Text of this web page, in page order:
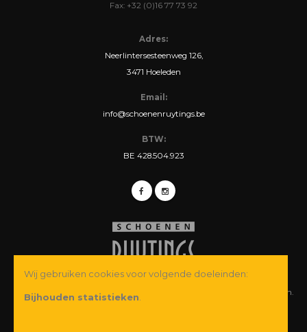
Fax: +32 (0)16 77 73 92
Adres:
Neerlintersesteenweg 126,
3471 Hoeleden
Email:
info@schoenenruytings.be
BTW:
BE 428.504.923
© Copyright 2026 Schoenen Ruytings BVBA. Alle rechten voorbehouden.
Wij gebruiken cookies voor volgende doeleinden:
Bijhouden statistieken